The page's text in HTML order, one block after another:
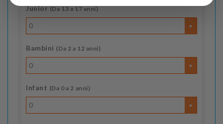
Junior(Da 13 a 17 anni)
0
Bambini (Da 2 a 12 anni)
0
Infant (Da 0 a 2 anni)
0